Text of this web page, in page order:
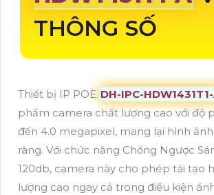
THÔNG SỐ
Thiết bị IP POE DH-IPC-
phẩm camera chất lượng cao với độ
đến 4.0 megapixel, mang lại hình
ràng. Với chức năng Chống Ngược
120db, camera này cho phép tái tạo
lượng cao ngay cả trong điều kiện